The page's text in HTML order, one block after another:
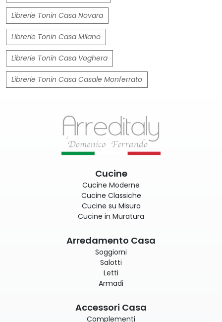
Librerie Tonin Casa Novara
Librerie Tonin Casa Milano
Librerie Tonin Casa Voghera
Librerie Tonin Casa Casale Monferrato
Cucine
Cucine Moderne
Cucine Classiche
Cucine su Misura
Cucine in Muratura
Arredamento Casa
Soggiorni
Salotti
Letti
Armadi
Accessori Casa
Complementi